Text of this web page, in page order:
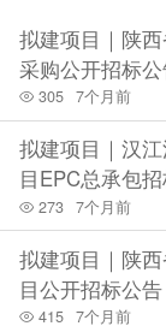
月15 日18时00分
6.资审文件的获
6.1 请于 202
00分从陕西省公
资审文件。
6.2 请申请人于
长虹南路山水雅
网上报名回执、
持身份证原件、
拟建项目｜陕
采购公开招标
305 7个月前
拟建项目｜汉
目EPC总承包
273 7个月前
拟建项目｜陕
目公开招标公告
415 7个月前